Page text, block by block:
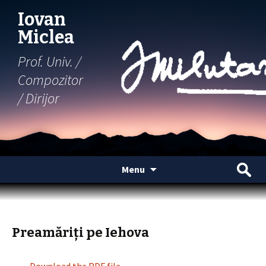
Iovan
Miclea
Prof. Univ. /
Compozitor
/ Dirijor
Menu
content
Search
for:
Preamăriți pe Iehova